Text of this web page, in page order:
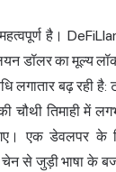
है।
डॉलर का मूल्य
लगातार बढ़ रही है:
तिमाही में
एक डेवलपर के
चेन से जुड़ी भाषा के